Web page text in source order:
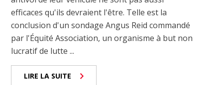
efficaces qu'ils devraient l'être. Telle est la
conclusion d'un sondage Angus Reid commandé
par l'Équité Association, un organisme à but non
lucratif de lutte ...
LIRE LA SUITE